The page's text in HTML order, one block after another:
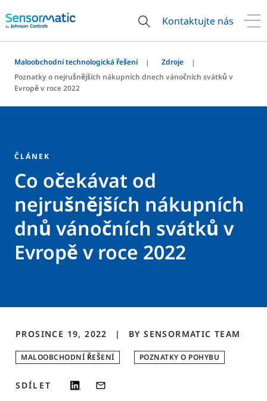
Kontaktujte nás
Maloobchodní technologická řešení
Zdroje
Poznatky o nejrušnějších nákupních dnech vánočních svátků v
Evropě v roce 2022
ČLÁNEK
Co očekávat od
nejrušnějších nákupních
dnů vánočních svátků v
Evropě v roce 2022
PROSINCE 19, 2022 BY SENSORMATIC TEAM
MALOOBCHODNÍ ŘEŠENÍ POZNATKY O POHYBU
SDÍLET